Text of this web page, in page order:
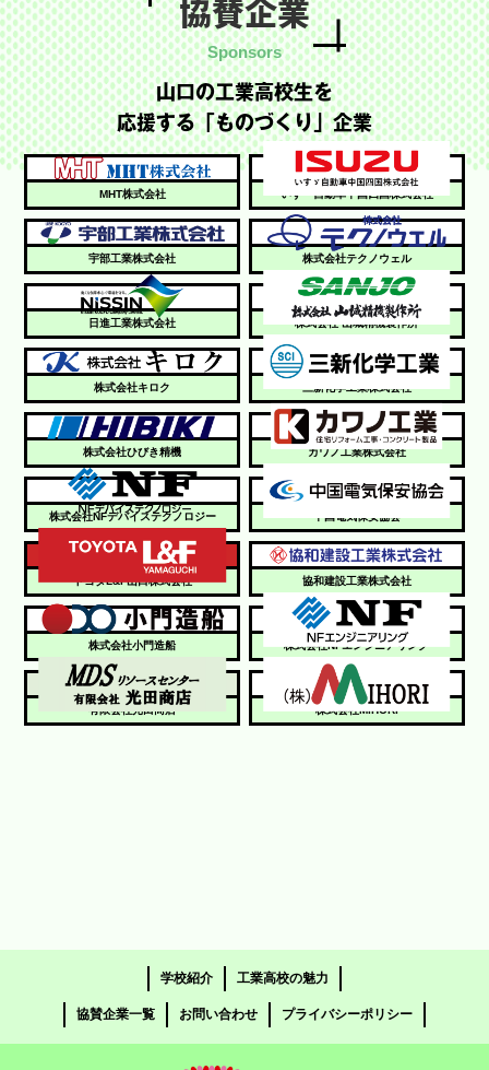
協賛企業
山口の工業高校生を
応援する「ものづくり」企業
MHT株式会社 いすゞ自動車中国四国株式会社
宇部工業株式会社 株式会社テクノウェル
日進工業株式会社 株式会社 山城精機製作所
株式会社キロク 三新化学工業株式会社
株式会社ひびき精機 カワノ工業株式会社
株式会社NFデバイステクノロジー 中国電気保安協会
トヨタL&F山口株式会社 協和建設工業株式会社
株式会社小門造船 株式会社NFエンジニアリング
有限会社光田商店 株式会社MIHORI
学校紹介 工業高校の魅力
協賛企業一覧 お問い合わせ プライバシーポリシー